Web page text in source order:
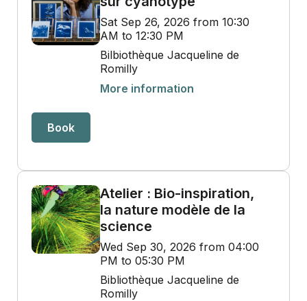
Sat Sep 26, 2026 from 10:30
AM to 12:30 PM
Bilbiothèque Jacqueline de
Romilly
More information
Book
Atelier : Bio-inspiration,
la nature modèle de la
science
Wed Sep 30, 2026 from 04:00
PM to 05:30 PM
Bibliothèque Jacqueline de
Romilly